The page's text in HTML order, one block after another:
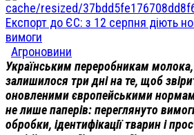
Експорт до ЄС: з 12 серпня діють
вимоги
Агроновини
Українським переробникам
залишилося три дні на те, щоб
оновленими європейськими
не лише паперів: переглянуто
обробки, ідентифікації тварин і